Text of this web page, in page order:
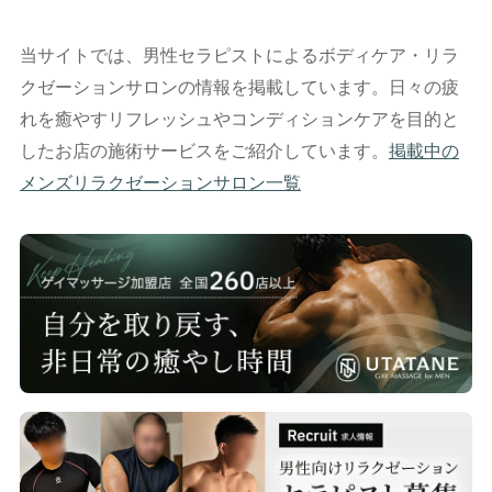
当サイトでは、男性セラピストによるボディケア・リラ
クゼーションサロンの情報を掲載しています。日々の疲
れを癒やすリフレッシュやコンディションケアを目的と
したお店の施術サービスをご紹介しています。 掲載中の
メンズリラクゼーションサロン一覧